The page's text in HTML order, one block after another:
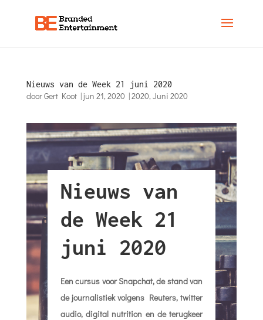
Nieuws van de Week 21 juni 2020
doorGert Koot|jun 21, 2020 |2020,Juni 2020
Nieuws van
de Week 21
juni 2020
Een cursus voor Snapchat, de stand van
de journalistiek volgens Reuters, twitter
audio, digital nutrition en de terugkeer